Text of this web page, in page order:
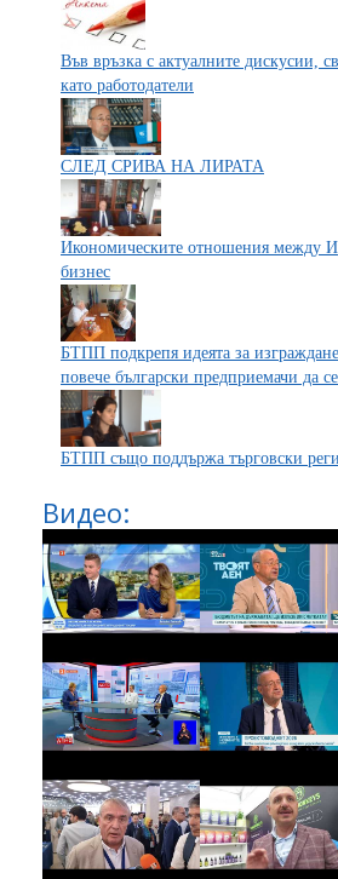
Във връзка с актуалните дискусии,
като работодатели
СЛЕД СРИВА НА ЛИРАТА
Икономическите отношения между
бизнес
БТПП подкрепя идеята за
повече български предприемачи да
БТПП също поддържа търговски
Видео: